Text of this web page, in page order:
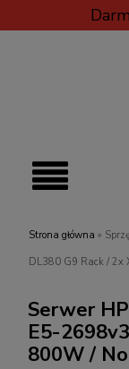
Strona główna »
DL380 G9 Rack /
Serwer
E5-
800W /